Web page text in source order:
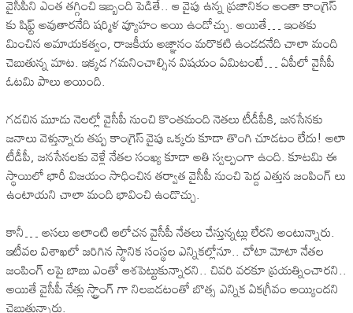
వైసీపీని ఎంత తగ్గించి ఇబ్బంది పెడితే.. ఆ వైపు ఉన్న ప్రజానికం అంతా కాంగ్రెస్
కు షిఫ్ట్ అవుతారనేది షర్మిళ వ్యూహం అయి ఉండోచ్చు. అయితే… ఇంతకు
మించిన అమాయకత్వం, రాజకీయ అజ్ఞానం మరొకటి ఉండదనేది చాలా మంది
చెబుతున్న మాట. ఇక్కడ గమనించాల్సిన విషయం ఏమిటంటే… ఏపీలో వైసీపీ
ఓటమి పాలు అయింది.
గడచిన మూడు నెలల్లో వైసీపీ నుంచి కొంతమంది నెతలు టీడీపీకి, జనసేనకు
జనాలు వెళ్తున్నారు తప్ప కాంగ్రెస్ వైపు ఒక్కరు కూడా తొంగి చూడటం లేదు! అలా
టీడీపీ, జనసేనలకు వెళ్లే నేతల సంఖ్య కూడా అతి స్వల్పంగా ఉంది. కూటమి ఈ
స్థాయిలో భారీ విజయం సాధించిన తర్వాత వైసీపీ నుంచి పెద్ద ఎత్తున జంపింగ్ లు
ఉంటాయని చాలా మంది భావించి ఉండొచ్చు.
కానీ… అసలు అలాంటి ఆలోచన వైసీపీ నేతలు చేస్తున్నట్లు లేరని అంటున్నారు.
ఇటీవల విశాఖలో జరిగిన స్థానిక సంస్థల ఎన్నికల్లోనూ.. చోటా మోటా నేతల
జంపింగ్ లపై బాబు ఎంతో ఆశపెట్టుకున్నారని.. చివరి వరకూ ప్రయత్నించారని..
అయితే వైసీపీ నేత్లు స్ట్రాంగ్ గా నిలబడటంతో బొత్స ఎన్నిక ఏకగ్రీవం అయ్యిందని
చెబుతున్నారు.